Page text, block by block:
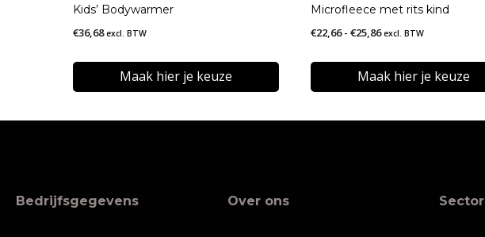
Kids’ Bodywarmer
€36,68 excl. BTW
Maak hier je keuze
variaties.
Microfleece met rits kind
€22,66 - €25,86Prijsklasse:
tot
€25,86
excl. BTW
Maak hier je keuze
Bedrijfsgegevens Over ons Sector